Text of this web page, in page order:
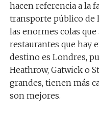
hacen referencia a la
transporte público de
las enormes colas
restaurantes que hay
destino es Londres,
Heathrow, Gatwick o
grandes, tienen más
son mejores.